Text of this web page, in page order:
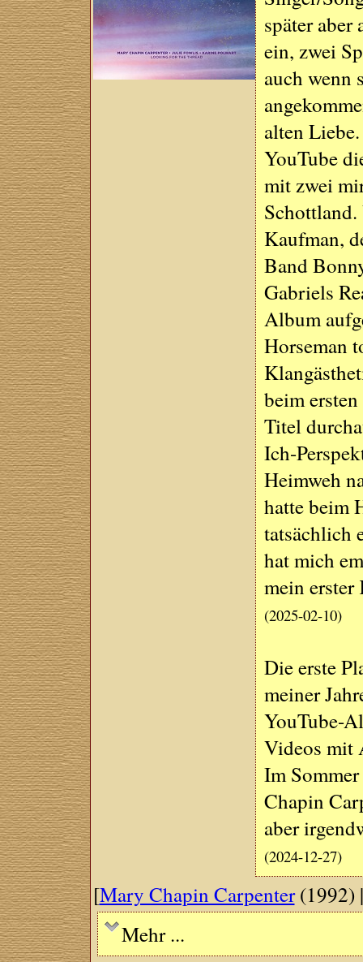
später aber
ein, zwei
auch wenn
alten
YouTube
mit zwei
Kaufman,
Band
Gabriels
Album
Horseman
beim
Titel
Ich-
Heimweh
hatte beim
tatsächlich
hat mich
mein
(2025-02-10)
Die erste
meiner
YouTube-
Videos mit
Im
Chapin
aber
(2024-12-27)
[Mary Chapin Carpenter(1992)
Mehr ...